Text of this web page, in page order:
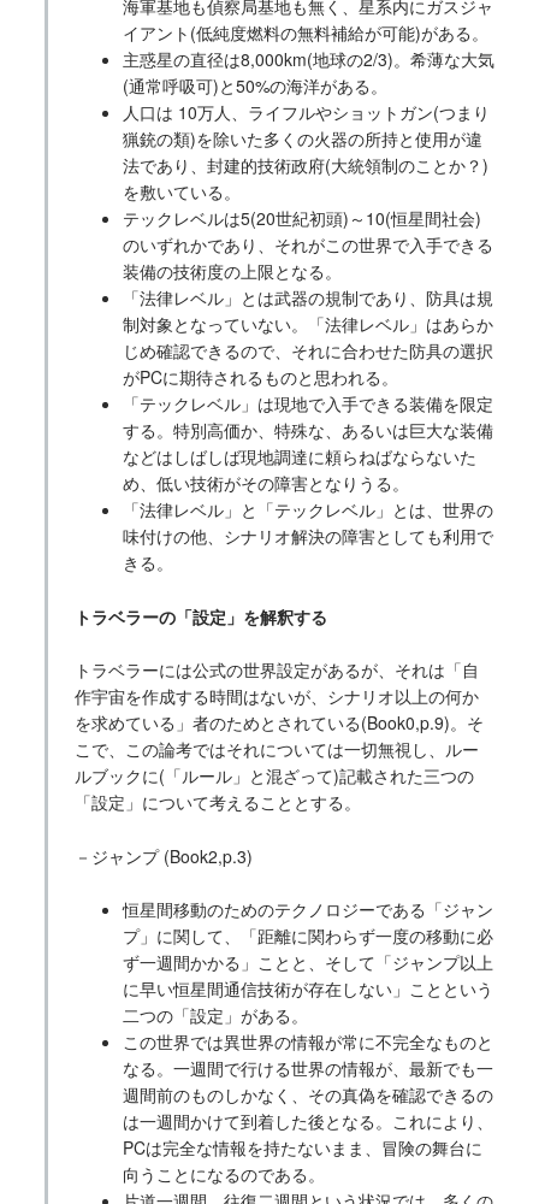
海軍基地も偵察局基地も無く、星系内にガスジャ
イアント(低純度燃料の無料補給が可能)がある。
主惑星の直径は8,000km(地球の2/3)。希薄な大気
(通常呼吸可)と50%の海洋がある。
人口は 10万人、ライフルやショットガン(つまり
猟銃の類)を除いた多くの火器の所持と使用が違
法であり、封建的技術政府(大統領制のことか？)
を敷いている。
テックレベルは5(20世紀初頭)～10(恒星間社会)
のいずれかであり、それがこの世界で入手できる
装備の技術度の上限となる。
「法律レベル」とは武器の規制であり、防具は規
制対象となっていない。「法律レベル」はあらか
じめ確認できるので、それに合わせた防具の選択
がPCに期待されるものと思われる。
「テックレベル」は現地で入手できる装備を限定
する。特別高価か、特殊な、あるいは巨大な装備
などはしばしば現地調達に頼らねばならないた
め、低い技術がその障害となりうる。
「法律レベル」と「テックレベル」とは、世界の
味付けの他、シナリオ解決の障害としても利用で
きる。
トラベラーの「設定」を解釈する
トラベラーには公式の世界設定があるが、それは「自
作宇宙を作成する時間はないが、シナリオ以上の何か
を求めている」者のためとされている(Book0,p.9)。そ
こで、この論考ではそれについては一切無視し、ルー
ルブックに(「ルール」と混ざって)記載された三つの
「設定」について考えることとする。
－ジャンプ (Book2,p.3)
恒星間移動のためのテクノロジーである「ジャン
プ」に関して、「距離に関わらず一度の移動に必
ず一週間かかる」ことと、そして「ジャンプ以上
に早い恒星間通信技術が存在しない」ことという
二つの「設定」がある。
この世界では異世界の情報が常に不完全なものと
なる。一週間で行ける世界の情報が、最新でも一
週間前のものしかなく、その真偽を確認できるの
は一週間かけて到着した後となる。これにより、
PCは完全な情報を持たないまま、冒険の舞台に
向うことになるのである。